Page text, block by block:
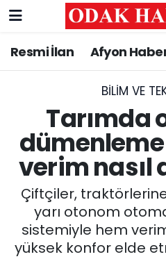
Resmi İlan Afyon
BILIM VE
Tarımda
verim nasıl
Çiftçiler,
yarı otonom
sistemiyle hem
yüksek konfor elde
AFYONKARAHİSAR
Resmi İlan
ASAYİŞ
GÜNCEL
SİYASET
EĞİTİM
Nöbetçi Eczaneler
Hava Durumu
Trafik Durumu
Süper Lig Puan
Tüm Manşetler
Son Dakika Haberleri